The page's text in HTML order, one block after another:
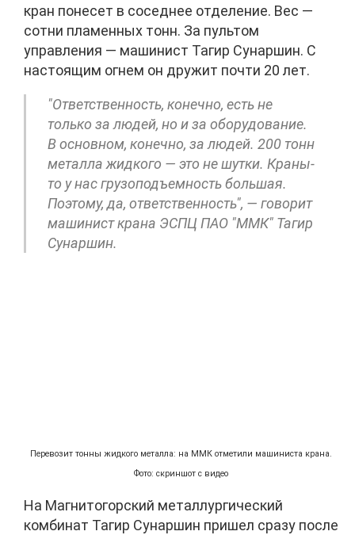
кран понесет в соседнее отделение. Вес —
сотни пламенных тонн. За пультом
управления — машинист Тагир Сунаршин. С
настоящим огнем он дружит почти 20 лет.
"Ответственность, конечно, есть не
только за людей, но и за оборудование.
В основном, конечно, за людей. 200 тонн
металла жидкого — это не шутки. Краны-
то у нас грузоподъемность большая.
Поэтому, да, ответственность", — говорит
машинист крана ЭСПЦ ПАО "ММК" Тагир
Сунаршин.
Перевозит тонны жидкого металла: на ММК отметили машиниста крана.
Фото: скриншот с видео
На Магнитогорский металлургический
комбинат Тагир Сунаршин пришел сразу после